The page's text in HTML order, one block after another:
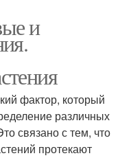
и
фактор, который
различных
связано с тем, что
протекают